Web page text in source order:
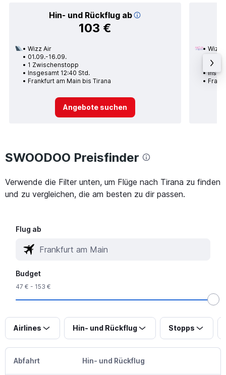
Hin- und Rückflug ab
103 €
Wizz Air
01.09.-16.09.
1 Zwischenstopp
Insgesamt 12:40 Std.
Frankfurt am Main bis Tirana
Angebote suchen
Wizz
SWOODOO Preisfinder
Verwende die Filter unten, um Flüge nach Tirana zu finden
und zu vergleichen, die am besten zu dir passen.
Flug ab
Budget
47 € - 153 €
Airlines Hin- und Rückflug Stopps
Abfahrt Hin- und Rückflug